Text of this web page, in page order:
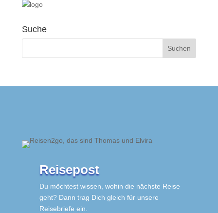
Suche
Reisepost
Du möchtest wissen, wohin die nächste Reise
geht? Dann trag Dich gleich für unsere
Reisebriefe ein.